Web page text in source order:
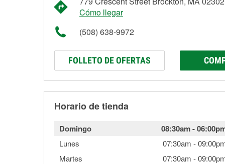
Cómo llegar
(508) 638-9972
FOLLETO DE OFERTAS
Horario de tienda
Domingo 08:30am-
Lunes 07:30am -
Martes
07:30am -